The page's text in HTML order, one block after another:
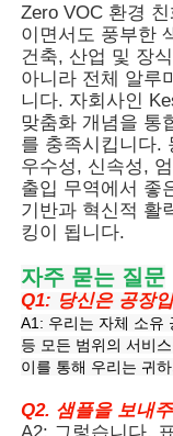
공장 투어
품질 관리
저희에게 연락
뉴스
인용 을 요청 하
압출 알루미늄
Zero VOC 환경
이면서도 풍부한
건축, 산업 및 장
아니라 전체 알루
니다. 자회사인
맞춤화 개념을 통
를 충족시킵니다.
우수성, 신속성,
출입 무역에서 좋
기반과 혁신적 활
킹이 됩니다.
자주 묻는 질문
Q1: 당신은 공장
A1: 우리는 자체 소유
등 모든 범위의 서비
이를 통해 우리는 귀
Q2. 샘플을 보내